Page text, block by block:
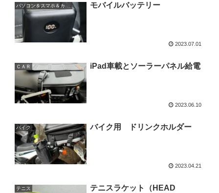
パソコン＆スマホ＆カメラ モバイルバッテリー
2023.07.01
ＣＡＲ iPad車載とソーラーパネル給電
2023.06.10
バイク バイク用 ドリンクホルダー
2023.04.21
テニス
テニスラケット（HEAD